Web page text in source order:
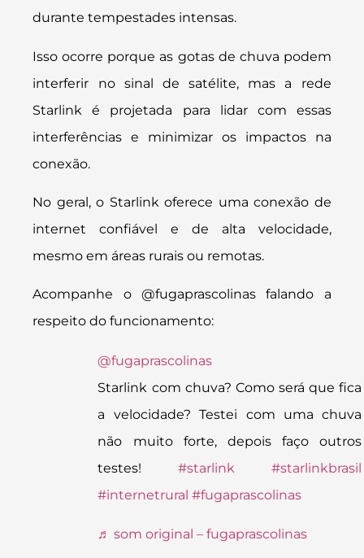
durante tempestades intensas.
Isso ocorre porque as gotas de chuva podem
interferir no sinal de satélite, mas a rede
Starlink é projetada para lidar com essas
interferências e minimizar os impactos na
conexão.
No geral, o Starlink oferece uma conexão de
internet confiável e de alta velocidade,
mesmo em áreas rurais ou remotas.
Acompanhe o @fugaprascolinas falando a
respeito do funcionamento:
@fugaprascolinas
Starlink com chuva? Como será que fica
a velocidade? Testei com uma chuva
não muito forte, depois faço outros
testes!#starlink
#starlinkbrasil
#internetrural #fugaprascolinas
♬ som original – fugaprascolinas